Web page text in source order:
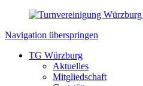
Navigation überspringen
TG Würzburg
Aktuelles
Mitgliedschaft